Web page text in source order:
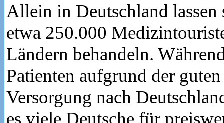
Allein in Deutschland lassen
etwa 250.000
Ländern behandeln.
Patienten aufgrund der
Versorgung nach
es viele Deutsche für